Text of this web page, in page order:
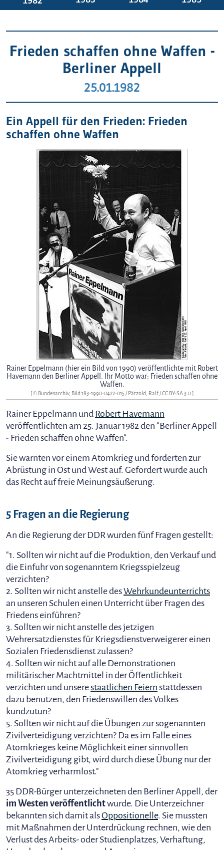
Frieden schaffen ohne Waffen -
Berliner Appell
25.01.1982
Ein Appell für den Frieden: Frieden
schaffen ohne Waffen
Rainer Eppelmann (hier ein Bild von 1990) veröffentlichte mit Robert
Havemann den Berliner Appell. Ihr Motto war: Frieden schaffen ohne
Waffen.
[ © Bundesarchiv, Bild 183-1990-0422-015 / Pätzold, Ralf /CC BY-SA 3.0]
Rainer Eppelmann und Robert Havemann
veröffentlichten am 25. Januar 1982 den "Berliner Appell
- Frieden schaffen ohne Waffen".
Sie warnten vor einem Atomkrieg und forderten zur
Abrüstung in Ost und West auf. Gefordert wurde auch
das Recht auf freie Meinungsäußerung.
5 Fragen an die Regierung
An die Regierung der DDR wurden fünf Fragen gestellt:
"1. Sollten wir nicht auf die Produktion, den Verkauf und
die Einfuhr von sogenanntem Kriegsspielzeug
verzichten?
2. Sollten wir nicht anstelle desWehrkundeunterrichts
an unseren Schulen einen Unterricht über Fragen des
Friedens einführen?
3. Sollten wir nicht anstelle des jetzigen
Wehrersatzdienstes für Kriegsdienstverweigerer einen
Sozialen Friedensdienst zulassen?
4. Sollten wir nicht auf alle Demonstrationen
militärischer Machtmittel in der Öffentlichkeit
verzichten und unserestaatlichen Feiern stattdessen
dazu benutzen, den Friedenswillen des Volkes
kundzutun?
5. Sollten wir nicht auf die Übungen zur sogenannten
Zivilverteidigung verzichten? Da es im Falle eines
Atomkrieges keine Möglichkeit einer sinnvollen
Zivilverteidigung gibt, wird durch diese Übung nur der
Atomkrieg verharmlost."
35 DDR-Bürger unterzeichneten den Berliner Appell, der
im Westen veröffentlichtwurde. Die Unterzeichner
bekannten sich damit alsOppositionelle. Sie mussten
mit Maßnahmen der Unterdrückung rechnen, wie den
Verlust des Arbeits- oder Studienplatzes, Verhaftung,